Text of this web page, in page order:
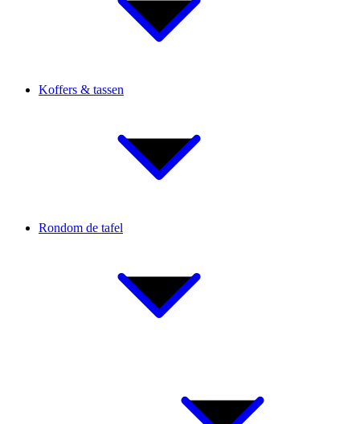
Koffers & tassen
Rondom de tafel